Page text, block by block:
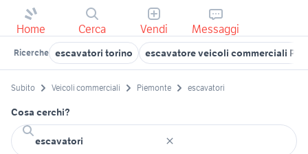
Home Cerca Vendi Messaggi
Ricerche escavatori torino escavatore veicoli commerciali
Subito Veicoli commerciali Piemonte escavatori
Cosa cerchi?